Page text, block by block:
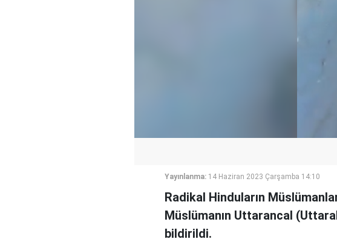
Yayınlanma: 14 Haziran 2023 Çarşamba 14:10
Radikal Hinduların
Müslümanın Uttarancal
bildirildi.